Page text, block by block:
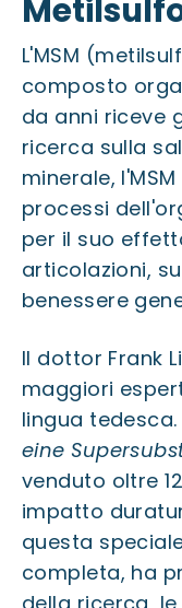
L'MSM
composto
da anni riceve
ricerca sulla
minerale,
processi
per il suo
articolazioni,
benessere
Il dottor Frank
maggiori
lingua
eine
venduto oltre
impatto
questa
completa, ha